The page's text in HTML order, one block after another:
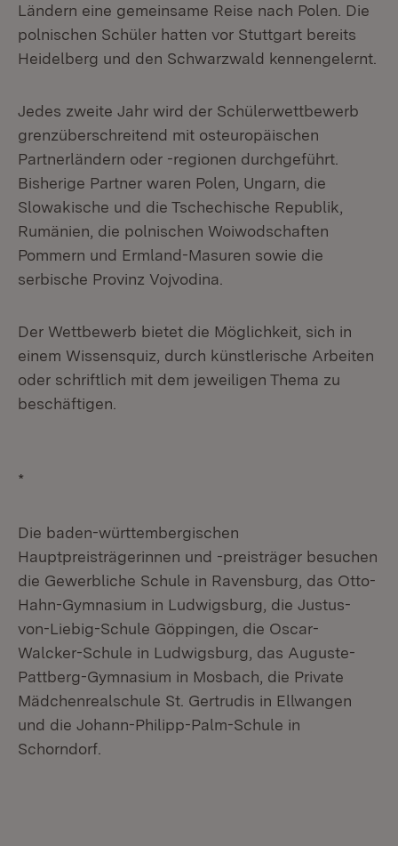
Ländern eine gemeinsame Reise nach Polen. Die
polnischen Schüler hatten vor Stuttgart bereits
Heidelberg und den Schwarzwald kennengelernt.
Jedes zweite Jahr wird der Schülerwettbewerb
grenzüberschreitend mit osteuropäischen
Partnerländern oder -regionen durchgeführt.
Bisherige Partner waren Polen, Ungarn, die
Slowakische und die Tschechische Republik,
Rumänien, die polnischen Woiwodschaften
Pommern und Ermland-Masuren sowie die
serbische Provinz Vojvodina.
Der Wettbewerb bietet die Möglichkeit, sich in
einem Wissensquiz, durch künstlerische Arbeiten
oder schriftlich mit dem jeweiligen Thema zu
beschäftigen.
*
Die baden-württembergischen
Hauptpreisträgerinnen und -preisträger besuchen
die Gewerbliche Schule in Ravensburg, das Otto-
Hahn-Gymnasium in Ludwigsburg, die Justus-
von-Liebig-Schule Göppingen, die Oscar-
Walcker-Schule in Ludwigsburg, das Auguste-
Pattberg-Gymnasium in Mosbach, die Private
Mädchenrealschule St. Gertrudis in Ellwangen
und die Johann-Philipp-Palm-Schule in
Schorndorf.